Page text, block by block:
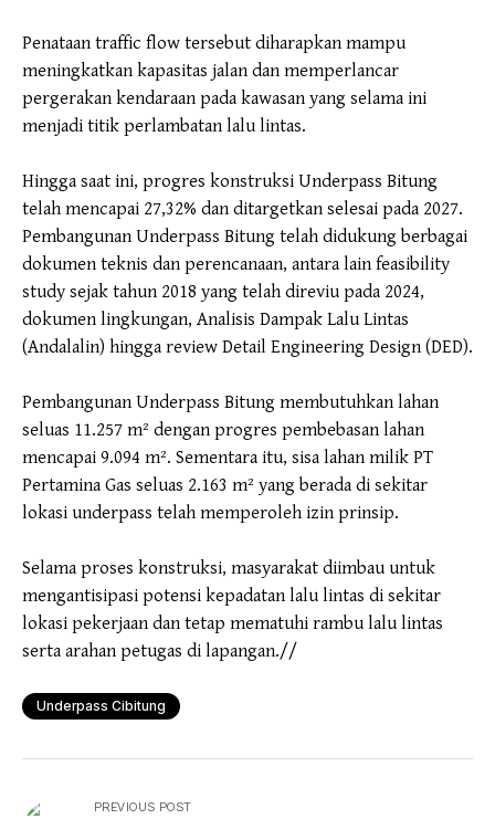
Penataan traffic flow tersebut diharapkan mampu
meningkatkan kapasitas jalan dan memperlancar
pergerakan kendaraan pada kawasan yang selama ini
menjadi titik perlambatan lalu lintas.
Hingga saat ini, progres konstruksi Underpass Bitung
telah mencapai 27,32% dan ditargetkan selesai pada 2027.
Pembangunan Underpass Bitung telah didukung berbagai
dokumen teknis dan perencanaan, antara lain feasibility
study sejak tahun 2018 yang telah direviu pada 2024,
dokumen lingkungan, Analisis Dampak Lalu Lintas
(Andalalin) hingga review Detail Engineering Design (DED).
Pembangunan Underpass Bitung membutuhkan lahan
seluas 11.257 m² dengan progres pembebasan lahan
mencapai 9.094 m². Sementara itu, sisa lahan milik PT
Pertamina Gas seluas 2.163 m² yang berada di sekitar
lokasi underpass telah memperoleh izin prinsip.
Selama proses konstruksi, masyarakat diimbau untuk
mengantisipasi potensi kepadatan lalu lintas di sekitar
lokasi pekerjaan dan tetap mematuhi rambu lalu lintas
serta arahan petugas di lapangan.//
Underpass Cibitung
PREVIOUS POST